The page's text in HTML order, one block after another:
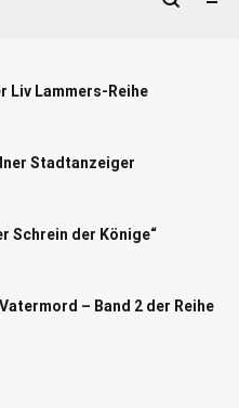
Liv Lammers-Reihe
Stadtanzeiger
Schrein der Könige“
– Band 2 der Reihe